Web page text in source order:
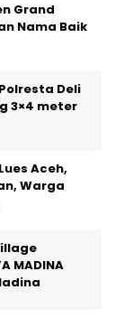
Grand
Nama Baik
Deli
3×4 meter
Aceh,
Warga
MADINA